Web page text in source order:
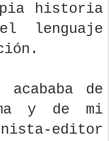
historia
lenguaje
acababa de
y de mi
editor